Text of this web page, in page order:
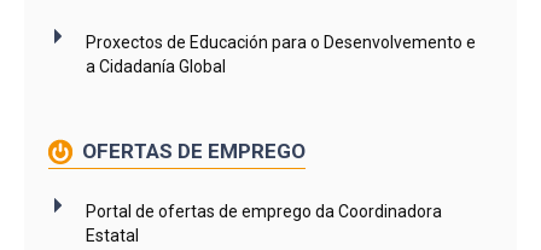
Proxectos de Educación para o Desenvolvemento e
a Cidadanía Global
OFERTAS DE EMPREGO
Portal de ofertas de emprego da Coordinadora
Estatal